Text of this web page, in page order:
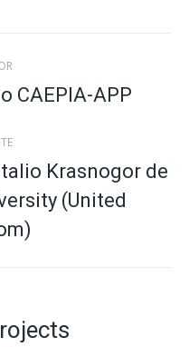
CAEPIA-APP
Krasnogor de
(United